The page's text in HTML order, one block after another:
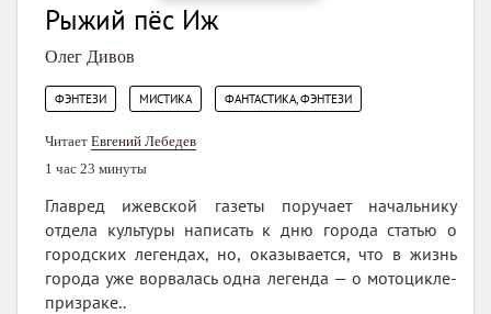
Рыжий пёс Иж
Олег Дивов
ФЭНТЕЗИ МИСТИКА ФАНТАСТИКА, ФЭНТЕЗИ
Читает Евгений Лебедев
1 час 23 минуты
Главред ижевской газеты поручает начальнику
отдела культуры написать к дню города статью о
городских легендах, но, оказывается, что в жизнь
города уже ворвалась одна легенда — о мотоцикле-
призраке..